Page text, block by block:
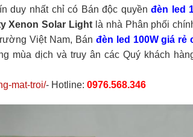
duy nhất chỉ có Bán độc quyềnđèn led
Xenon Solar Light là nhà Phân phối
Việt Nam, Bán đèn led 100W giá rẻ
mùa dịch và truy ân các Quý khách
mat-troi/- Hotline: 0976.568.346